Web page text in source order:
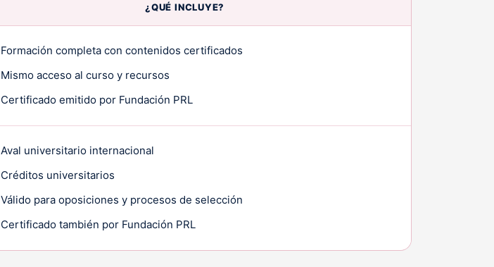
¿QUÉ INCLUYE?
Formación completa con contenidos certificados
Mismo acceso al curso y recursos
Certificado emitido por Fundación PRL
Aval universitario internacional
Créditos universitarios
Válido para oposiciones y procesos de selección
Certificado también por Fundación PRL